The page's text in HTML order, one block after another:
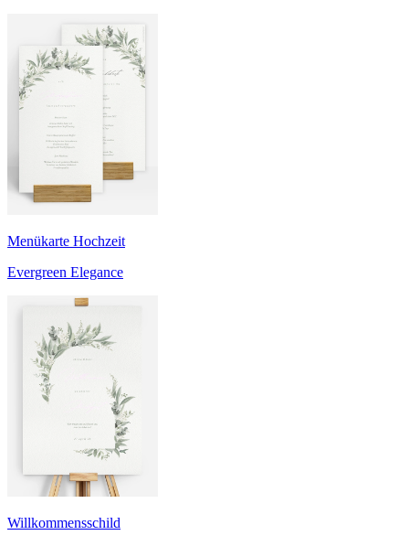
Menükarte Hochzeit
Evergreen Elegance
Willkommensschild